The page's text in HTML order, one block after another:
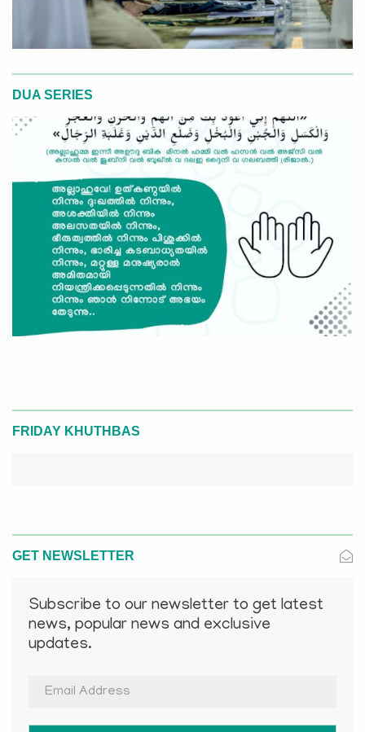
DUA SERIES
FRIDAY KHUTHBAS
GET NEWSLETTER
Subscribe to our newsletter to get latest
news, popular news and exclusive
updates.